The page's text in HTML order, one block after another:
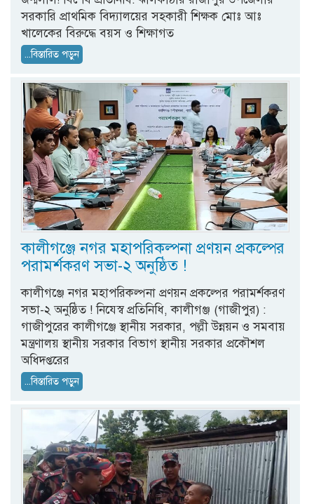
সরকারি প্রাথমিক বিদ্যালয়ের সহকারী শিক্ষক মোঃ আঃ
খালেকের বিরুদ্ধে বয়স ও শিক্ষাগত
...বিস্তারিত পড়ুন
কালীগঞ্জে নগর মহাপরিকল্পনা প্রণয়ন প্রকল্পের
পরামর্শকরণ সভা-২ অনুষ্ঠিত !
কালীগঞ্জে নগর মহাপরিকল্পনা প্রণয়ন প্রকল্পের পরামর্শকরণ
সভা-২ অনুষ্ঠিত ! নিযেস্ব প্রতিনিধি, কালীগঞ্জ (গাজীপুর) :
গাজীপুরের কালীগঞ্জে স্থানীয় সরকার, পল্লী উন্নয়ন ও সমবায়
মন্ত্রণালয় স্থানীয় সরকার বিভাগ স্থানীয় সরকার প্রকৌশল
অধিদপ্তরের
...বিস্তারিত পড়ুন